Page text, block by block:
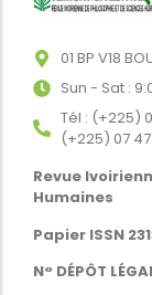
01 BP V18
Sun - Sat :
Tél : (+225)
(+225) 07
Revue
Humaines
Papier ISSN
N° DÉPÔT